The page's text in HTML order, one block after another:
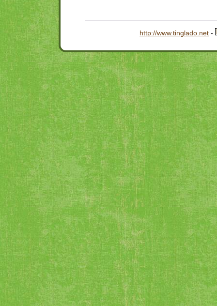
http://www.tinglado.net -